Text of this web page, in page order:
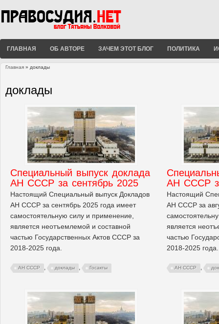
ГЛАВНАЯ ОБ АВТОРЕ ЗАЧЕМ ЭТОТ БЛОГ ПОЛИТИКА
Главная » доклады
доклады
Cпециальный выпуск доклада
АН СССР за сентябрь 2025
Настоящий Специальный выпуск Докладов
АН СССР за сентябрь 2025 года имеет
самостоятельную силу и применение,
является неотъемлемой и составной
частью Государственных Актов СССР за
2018-2025 года.
АН СССР , доклады , Госакты
АН СССР
Настоящий
АН СССР за
является
частью
2018-2025 года.
АН СССР ,